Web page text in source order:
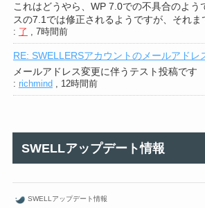
これはどうやら、WP 7.0での不具合のよう
スの7.1では修正されるようですが、それま
: 了 , 7時間前
RE: SWELLERSアカウントのメールアドレ
メールアドレス変更に伴うテスト投稿です
: richmind , 12時間前
SWELLアップデート情報
SWELLアップデート情報